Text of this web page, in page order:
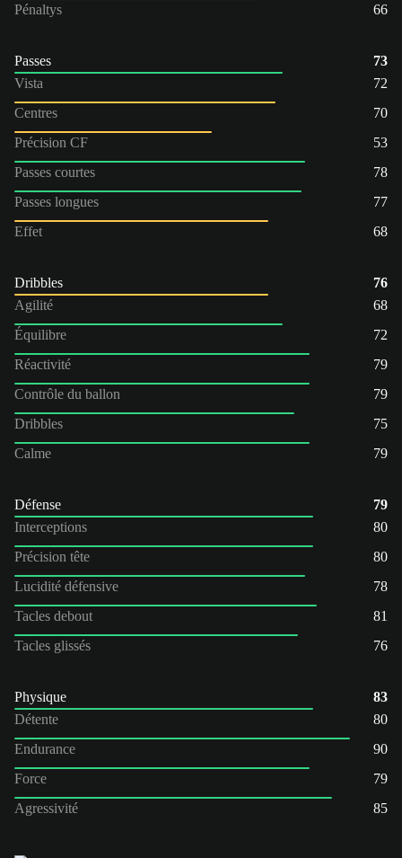
Pénaltys
66
Passes
73
Vista
72
Centres
70
Précision CF
53
Passes courtes
78
Passes longues
77
Effet
68
Dribbles
76
Agilité
68
Équilibre
72
Réactivité
79
Contrôle du ballon
79
Dribbles
75
Calme
79
Défense
79
Interceptions
80
Précision tête
80
Lucidité défensive
78
Tacles debout
81
Tacles glissés
76
Physique
83
Détente
80
Endurance
90
Force
79
Agressivité
85